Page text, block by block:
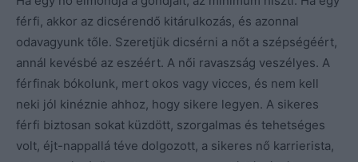
férfi, akkor az dicsérendő kitárulkozás, és azonnal
odavagyunk tőle. Szeretjük dicsérni a nőt a szépségéért,
annál kevésbé az eszéért. A női ravaszság veszélyes. A
férfinak bókolunk, mert okos vagy vicces, és nem kell
neki jól kinéznie ahhoz, hogy sikere legyen. A sikeres
férfi biztosan sokat küzdött, szorgalmas és tehetséges
volt, éjt-nappallá téve dolgozott, a sikeres nő karrierista,